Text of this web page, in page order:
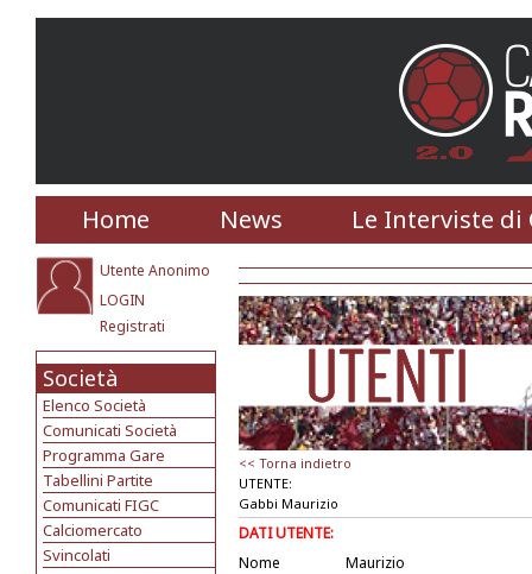
Home News Le Interviste di
Utente Anonimo
LOGIN
Registrati
Società
Elenco Società
Comunicati Società
Programma Gare
Tabellini Partite
Comunicati FIGC
Calciomercato
Svincolati
<< Torna indietro
UTENTE:
Gabbi Maurizio
DATI UTENTE:
Nome
Maurizio